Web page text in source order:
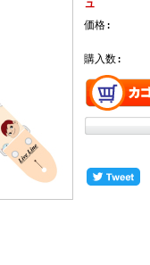
ュ
価格:
購入数: